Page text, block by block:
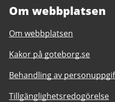
Om webbplatsen
Om webbplatsen
Kakor på goteborg.se
Behandling av
Tillgänglighetsredogörelse